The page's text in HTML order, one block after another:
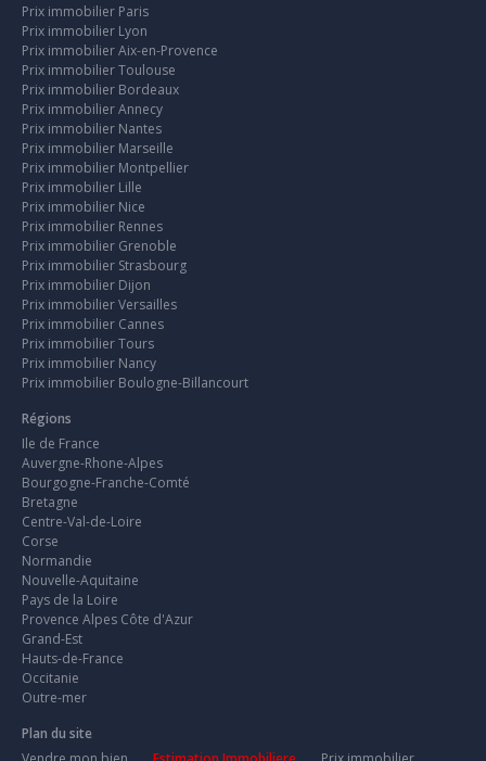
Prix immobilier Paris
Prix immobilier Lyon
Prix immobilier Aix-en-Provence
Prix immobilier Toulouse
Prix immobilier Bordeaux
Prix immobilier Annecy
Prix immobilier Nantes
Prix immobilier Marseille
Prix immobilier Montpellier
Prix immobilier Lille
Prix immobilier Nice
Prix immobilier Rennes
Prix immobilier Grenoble
Prix immobilier Strasbourg
Prix immobilier Dijon
Prix immobilier Versailles
Prix immobilier Cannes
Prix immobilier Tours
Prix immobilier Nancy
Prix immobilier Boulogne-Billancourt
Régions
Ile de France
Auvergne-Rhone-Alpes
Bourgogne-Franche-Comté
Bretagne
Centre-Val-de-Loire
Corse
Normandie
Nouvelle-Aquitaine
Pays de la Loire
Provence Alpes Côte d'Azur
Grand-Est
Hauts-de-France
Occitanie
Outre-mer
Plan du site